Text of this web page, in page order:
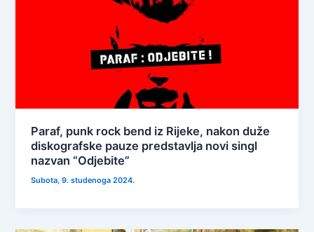
Paraf, punk rock bend iz Rijeke, nakon duže
diskografske pauze predstavlja novi singl
nazvan “Odjebite”
Subota, 9. studenoga 2024.